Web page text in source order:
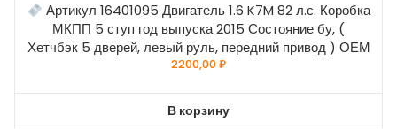
Артикул 16401095 Двигатель 1.6 K7M 82 л.с. Коробка
МКПП 5 ступ год выпуска 2015 Состояние бу, (
Хетчбэк 5 дверей, левый руль, передний привод ) ОЕМ
2200,00₽
В корзину